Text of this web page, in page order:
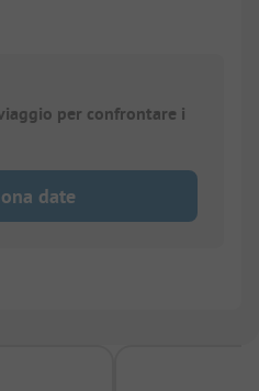
per confrontare i
date